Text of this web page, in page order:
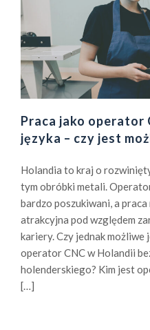
Praca jako operator
języka – czy jest
Holandia to kraj o
tym obróbki metali.
bardzo poszukiwani, a
atrakcyjna pod względem
kariery. Czy jednak możliwe
operator CNC w Holandii
holenderskiego? Kim jest
[…]